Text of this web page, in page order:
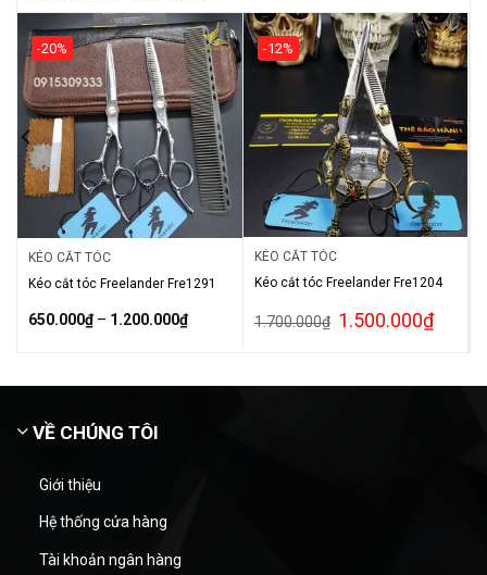
-20%
KÉO CẮT TÓC
Kéo cắt tóc Freelander Fre1291
650.000₫– 1.200.000₫
-12%
KÉO CẮT TÓC
Kéo cắt tóc Freelander Fre1204
1.700.000₫ 1.500.000₫
VỀ CHÚNG TÔI
Giới thiệu
Hệ thống cửa hàng
Tài khoản ngân hàng